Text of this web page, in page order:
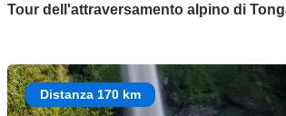
Tour dell'attraversamento alpino di
Distanza 170 km